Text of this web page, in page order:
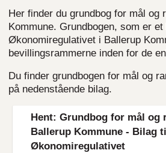
Her finder du grundbog for mål og
Kommune. Grundbogen, som er et
Økonomiregulativet i Ballerup
bevillingsrammerne inden for de
Du finder grundbogen for mål og
på nedenstående bilag.
Hent: Grundbog for mål og
Ballerup Kommune - Bilag
Økonomiregulativet